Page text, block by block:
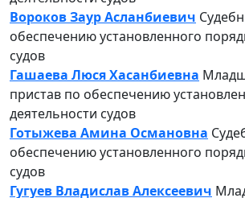
Вороков Заур Асланбиевич
обеспечению установленного
судов
Гашаева Люся Хасанбиевна
пристав по обеспечению
деятельности судов
Готыжева Амина Османовна
обеспечению установленного
судов
Гугуев Владислав Алексеевич